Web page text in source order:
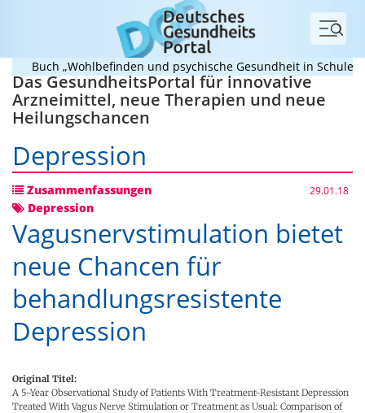
Menü
Buch „Wohlbefinden und psychische Gesundheit in Schule und
Das GesundheitsPortal für innovative
Arzneimittel, neue Therapien und neue
Heilungschancen
Depression
Zusammenfassungen 29.01.18
Depression
Vagusnervstimulation bietet
neue Chancen für
behandlungsresistente
Depression
Original Titel:
A 5-Year Observational Study of Patients With Treatment-Resistant Depression
Treated With Vagus Nerve Stimulation or Treatment as Usual: Comparison of